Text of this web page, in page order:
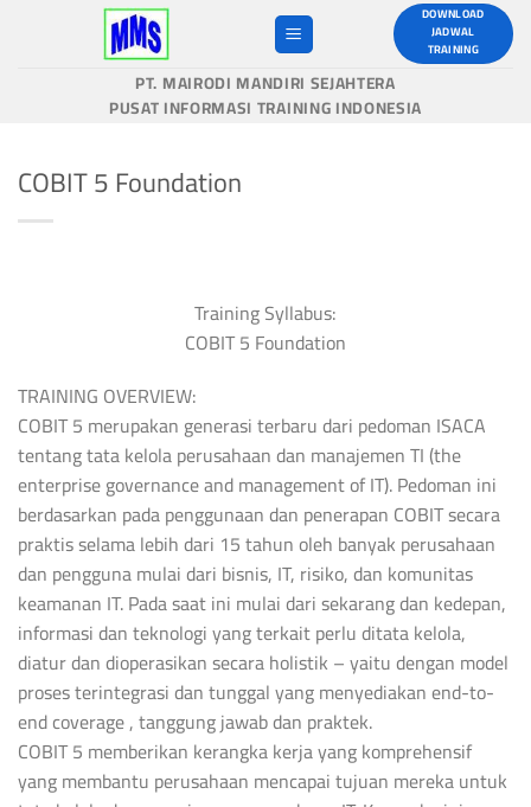
DOWNLOAD
JADWAL
TRAINING
PT. MAIRODI MANDIRI SEJAHTERA
PUSAT INFORMASI TRAINING INDONESIA
COBIT 5 Foundation
Training Syllabus:
COBIT 5 Foundation
TRAINING OVERVIEW:
COBIT 5 merupakan generasi terbaru dari pedoman ISACA
tentang tata kelola perusahaan dan manajemen TI (the
enterprise governance and management of IT). Pedoman ini
berdasarkan pada penggunaan dan penerapan COBIT secara
praktis selama lebih dari 15 tahun oleh banyak perusahaan
dan pengguna mulai dari bisnis, IT, risiko, dan komunitas
keamanan IT. Pada saat ini mulai dari sekarang dan kedepan,
informasi dan teknologi yang terkait perlu ditata kelola,
diatur dan dioperasikan secara holistik – yaitu dengan model
proses terintegrasi dan tunggal yang menyediakan end-to-
end coverage , tanggung jawab dan praktek.
COBIT 5 memberikan kerangka kerja yang komprehensif
yang membantu perusahaan mencapai tujuan mereka untuk